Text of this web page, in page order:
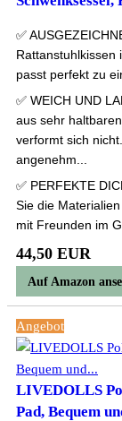
✅
Rattanstuhlkissen
passt perfekt zu
✅ WEICH UND
aus sehr
verformt sich
angenehm...
✅ PERFEKTE
Sie die
mit Freunden im
44,50 EUR
Auf Amazon
Angebot
LIVEDOLLS
Pad, Bequem